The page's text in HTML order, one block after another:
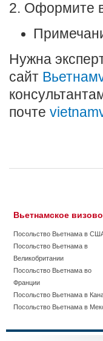
2. Оформите
Нужна
сайт
почте
Вьетнамское
Посольство Вьетнама в
Посольство Вьетнама в
Великобритании
Посольство Вьетнама во
Франции
Посольство Вьетнама в
Посольство Вьетнама в